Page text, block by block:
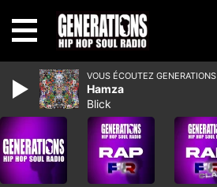
VOUS ÉCOUTEZ GENERATIONS
Hamza
Blick